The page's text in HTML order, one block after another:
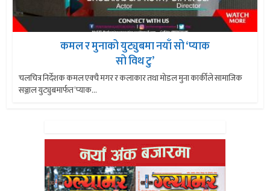
कमल र मुनाको युट्युबमा नयाँ सो ‘प्याक
सो विथ टु’
चलचित्र निर्देशक कमल एक्चै मगर र कलाकार तथा मोडल मुना कार्कीले सामाजिक
सञ्जाल युट्युबमार्फत ‘प्याक...